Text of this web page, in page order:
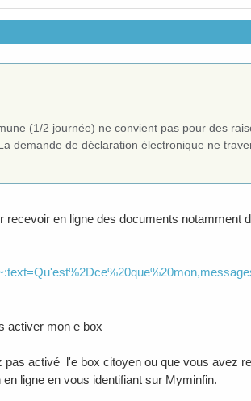
(1/2 journée) ne convient pas pour des
demande de déclaration électronique ne
en ligne des documents notamment
activer mon e box
activé l'e box citoyen ou que vous avez
ligne en vous identifiant sur Myminfin.